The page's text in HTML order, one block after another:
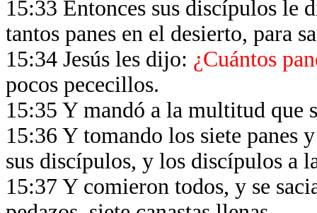
15:33 Entonces sus discípulos le
tantos panes en el desierto, para
15:34 Jesús les dijo: ¿Cuántos
pocos pececillos.
15:35 Y mandó a la multitud que
15:36 Y tomando los siete panes
sus discípulos, y los discípulos a
15:37 Y comieron todos, y se